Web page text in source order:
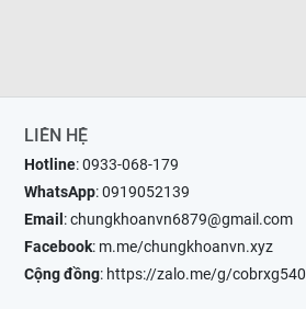
LIÊN HỆ
Hotline:0933-068-179
WhatsApp:0919052139
Email :chungkhoanvn6879@gmail.com
Facebook: m.me/chungkhoanvn.xyz
Cộng đồng: https://zalo.me/g/cobrxg540